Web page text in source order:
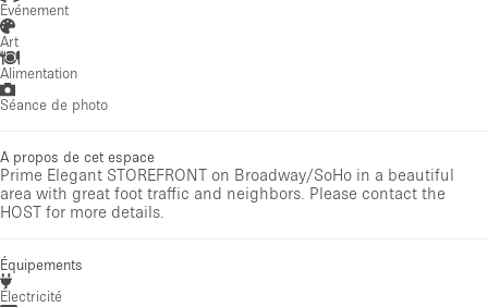
Événement
Art
Alimentation
Séance de photo
A propos de cet espace
Prime Elegant STOREFRONT on Broadway/SoHo in a beautiful
area with great foot traffic and neighbors. Please contact the
HOST for more details.
Équipements
Électricité